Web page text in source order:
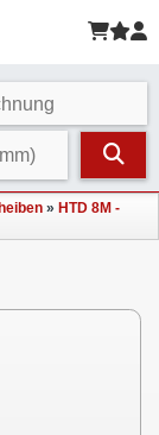
» HTD 8M -